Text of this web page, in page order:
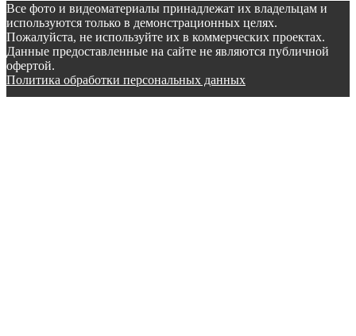
Все фото и видеоматериалы принадлежат их владельцам и
используются только в демонстрационных целях.
Пожалуйста, не используйте их в коммерческих проектах.
Данные предоставленные на сайте не являются публичной
офертой.
Политика обработки персональных данных